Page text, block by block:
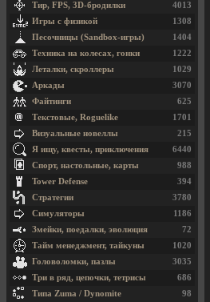
4013
Тир, FPS, 3D-бродилки
1308
Игры с физикой
1404
Песочницы (Sandbox-игры)
1222
Техника на колесах, гонки
1029
Леталки, скроллеры
3070
Аркады
625
Файтинги
1701
Текстовые, Roguelike
215
Визуальные новеллы
6440
Я ищу, квесты, приключения
988
Спорт, настольные, карты
394
Tower Defense
3780
Стратегии
1186
Симуляторы
72
Змейки, поедалки, эволюция
1020
Тайм менеджмент, тайкуны
3035
Головоломки, пазлы
686
Три в ряд, цепочки, тетрисы
98
Типа Zuma / Dynomite